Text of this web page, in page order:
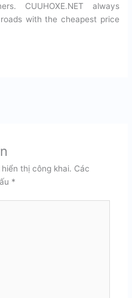
CUUHOXE.NET always
with the cheapest price
thị công khai. Các
*